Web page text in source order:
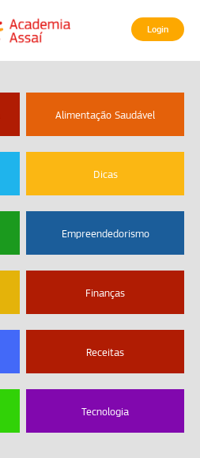
Login
Alimentação Saudável
Dicas
Empreendedorismo
Finanças
Receitas
Tecnologia